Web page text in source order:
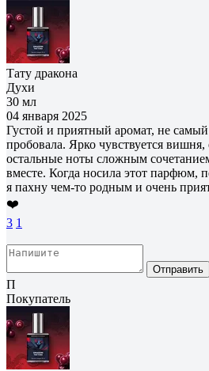
Тату дракона
Духи
30 мл
04 января 2025
Густой и приятный аромат, не
пробовала. Ярко чувствуется вишня,
остальные ноты сложным
вместе. Когда носила этот парфюм,
я пахну чем-то родным и очень
❤️
3 1
Отправить
П
Покупатель